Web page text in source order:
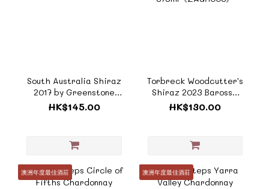
South Australia Shiraz
2017 by Greenstone
Vineyards 《ZAU069》
HK$145.00
Torbreck Woodcutter's
Shiraz 2023 Barossa
Valley
375ml《ZAUH003》
HK$130.00
澳洲年度最佳酒莊 澳洲年度最佳酒莊